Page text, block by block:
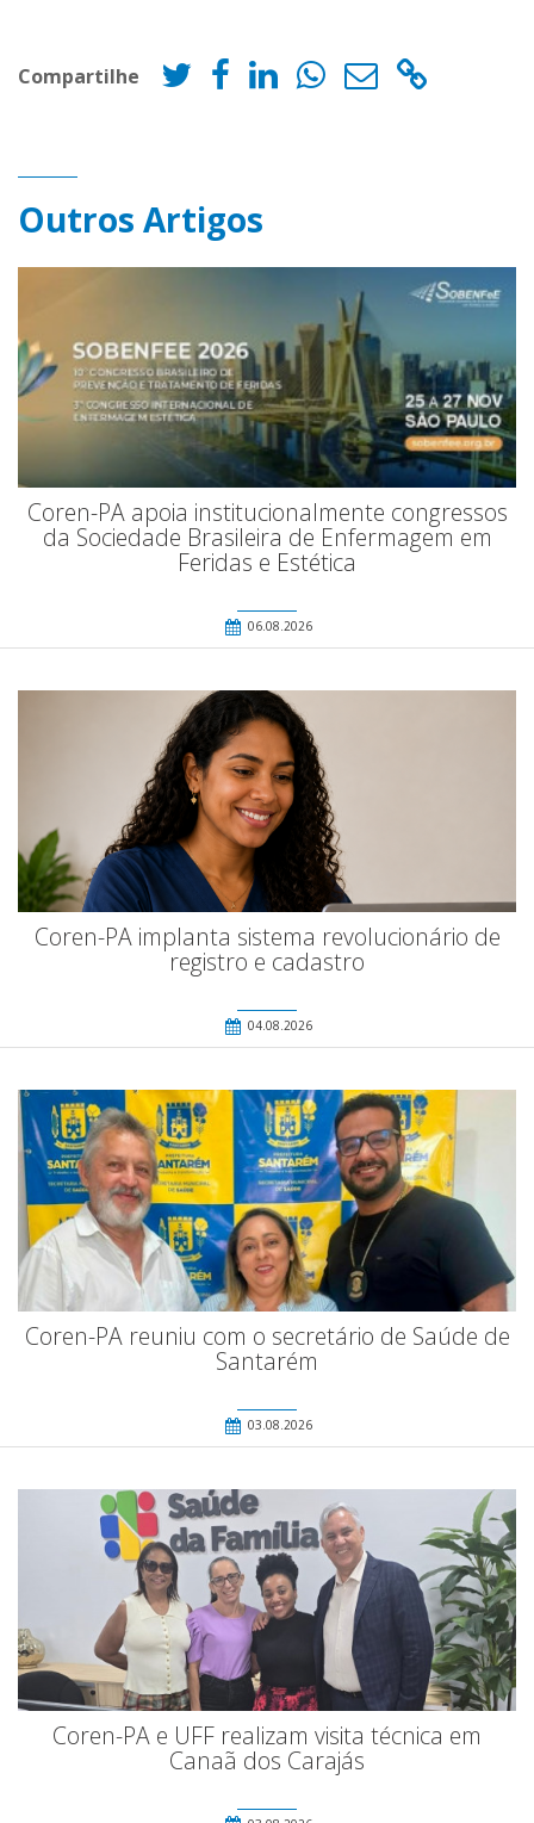
Compartilhe
Outros Artigos
Coren-PA apoia institucionalmente congressos
da Sociedade Brasileira de Enfermagem em
Feridas e Estética
06.08.2026
Coren-PA implanta sistema revolucionário de
registro e cadastro
04.08.2026
Coren-PA reuniu com o secretário de Saúde de
Santarém
03.08.2026
Coren-PA e UFF realizam visita técnica em
Canaã dos Carajás